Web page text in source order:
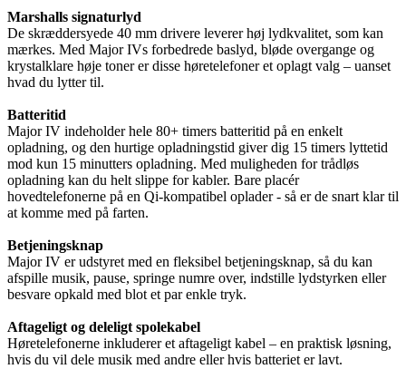
Marshalls signaturlyd
De skræddersyede 40 mm drivere leverer høj lydkvalitet, som kan
mærkes. Med Major IVs forbedrede baslyd, bløde overgange og
krystalklare høje toner er disse høretelefoner et oplagt valg – uanset
hvad du lytter til.
Batteritid
Major IV indeholder hele 80+ timers batteritid på en enkelt
opladning, og den hurtige opladningstid giver dig 15 timers lyttetid
mod kun 15 minutters opladning. Med muligheden for trådløs
opladning kan du helt slippe for kabler. Bare placér
hovedtelefonerne på en Qi-kompatibel oplader - så er de snart klar til
at komme med på farten.
Betjeningsknap
Major IV er udstyret med en fleksibel betjeningsknap, så du kan
afspille musik, pause, springe numre over, indstille lydstyrken eller
besvare opkald med blot et par enkle tryk.
Aftageligt og deleligt spolekabel
Høretelefonerne inkluderer et aftageligt kabel – en praktisk løsning,
hvis du vil dele musik med andre eller hvis batteriet er lavt.